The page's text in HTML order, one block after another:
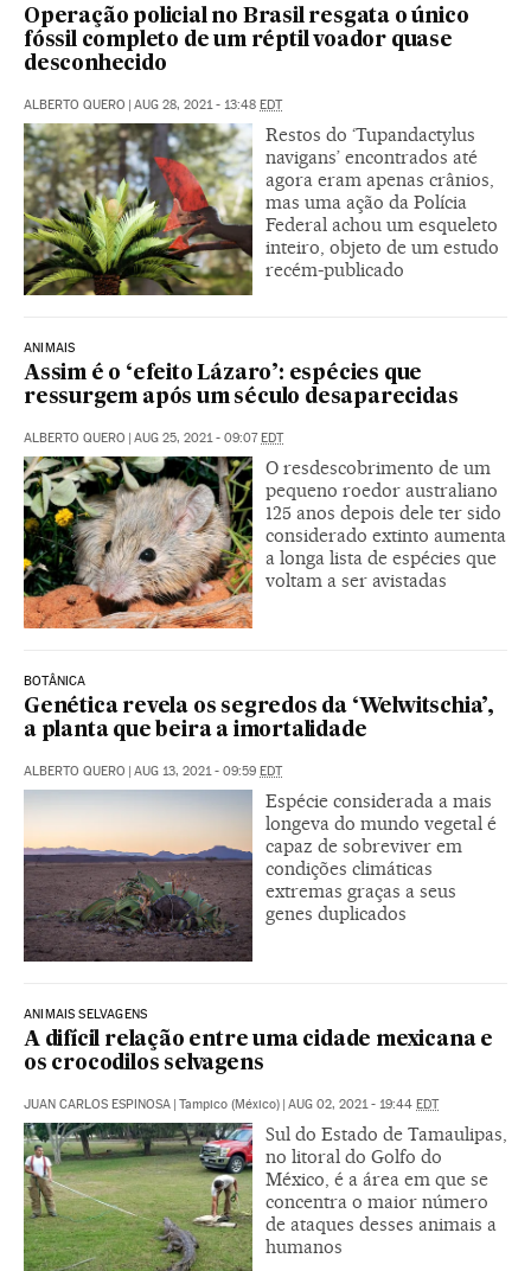
Operação policial no Brasil resgata o único
fóssil completo de um réptil voador quase
desconhecido
ALBERTO QUERO AUG 28, 2021 - 13:48 EDT
Restos do ‘Tupandactylus
navigans’ encontrados até
agora eram apenas crânios,
mas uma ação da Polícia
Federal achou um esqueleto
inteiro, objeto de um estudo
recém-publicado
ANIMAIS
Assim é o ‘efeito Lázaro’: espécies que
ressurgem após um século desaparecidas
ALBERTO QUERO AUG 25, 2021 - 09:07 EDT
O resdescobrimento de um
pequeno roedor australiano
125 anos depois dele ter sido
considerado extinto aumenta
a longa lista de espécies que
voltam a ser avistadas
BOTÂNICA
Genética revela os segredos da ‘Welwitschia’,
a planta que beira a imortalidade
ALBERTO QUERO AUG 13, 2021 - 09:59 EDT
Espécie considerada a mais
longeva do mundo vegetal é
capaz de sobreviver em
condições climáticas
extremas graças a seus
genes duplicados
ANIMAIS SELVAGENS
A difícil relação entre uma cidade mexicana e
os crocodilos selvagens
JUAN CARLOS ESPINOSA | Tampico (México) | AUG 02, 2021 - 19:44 EDT
Sul do Estado de Tamaulipas,
no litoral do Golfo do
México, é a área em que se
concentra o maior número
de ataques desses animais a
humanos